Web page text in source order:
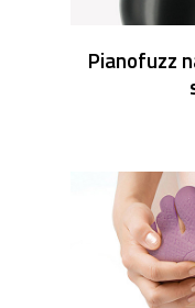
Pianofuzz